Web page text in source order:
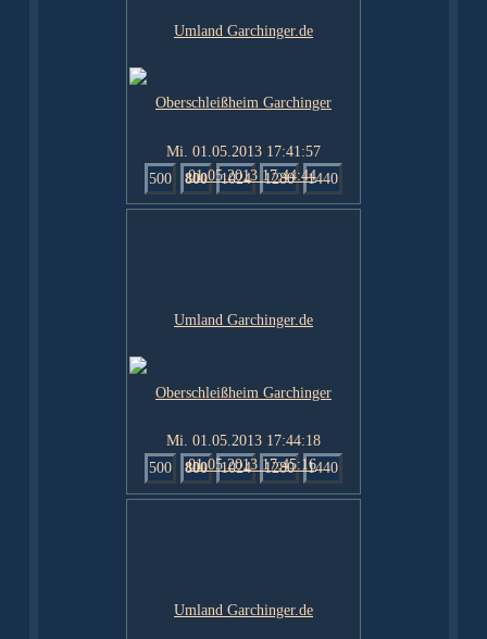
Mi. 01.05.2013 17:41:57
500
800 1024 1280 1440
Mi. 01.05.2013 17:44:18
500
800 1024 1280 1440